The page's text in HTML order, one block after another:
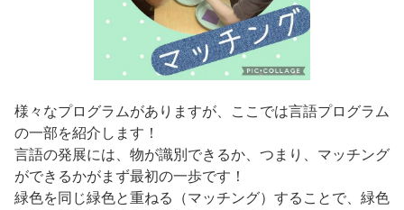
様々なプログラムがありますが、ここでは言語プログラム
の一部を紹介します！
言語の発展には、物が識別できるか、つまり、マッチング
ができるかがまず最初の一歩です！
緑色を同じ緑色と重ねる（マッチング）することで、緑色